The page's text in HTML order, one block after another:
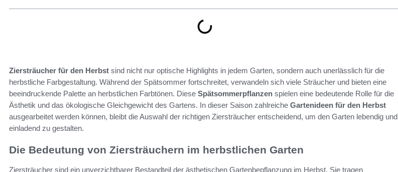
Ziersträucher für den Herbst sind nicht nur optische Highlights in jedem Garten, sondern auch unerlässlich für die
herbstliche Farbgestaltung. Während der Spätsommer fortschreitet, verwandeln sich viele Sträucher und bieten eine
beeindruckende Palette an herbstlichen Farbtönen. Diese Spätsommerpflanzen spielen eine bedeutende Rolle für die
Ästhetik und das ökologische Gleichgewicht des Gartens. In dieser Saison zahlreiche Gartenideen für den Herbst
ausgearbeitet werden können, bleibt die Auswahl der richtigen Ziersträucher entscheidend, um den Garten lebendig und
einladend zu gestalten.
Die Bedeutung von Ziersträuchern im herbstlichen Garten
Ziersträucher sind ein unverzichtbarer Bestandteil der ästhetischen Gartenbepflanzung im Herbst. Sie tragen